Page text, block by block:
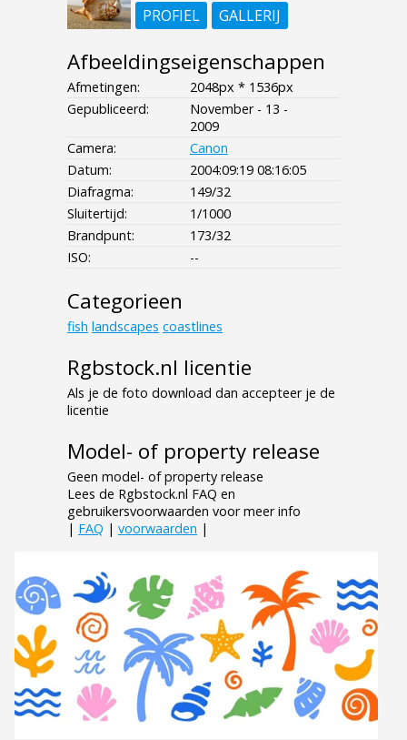
PROFIEL
GALLERIJ
Afbeeldingseigenschappen
Afmetingen:
2048px * 1536px
Gepubliceerd:
November - 13 -
2009
Camera:
Canon
Datum:
2004:09:19 08:16:05
Diafragma:
149/32
Sluitertijd:
1/1000
Brandpunt:
173/32
ISO:
--
Categorieen
fish landscapes coastlines
Rgbstock.nl licentie
Als je de foto download dan accepteer je de
licentie
Model- of property release
Geen model- of property release
Lees de Rgbstock.nl FAQ en
gebruikersvoorwaarden voor meer info
| FAQ | voorwaarden |